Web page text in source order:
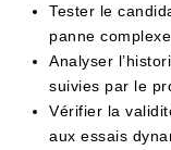
Tester le
panne complexe
Analyser
suivies par le
Vérifier la
aux essais